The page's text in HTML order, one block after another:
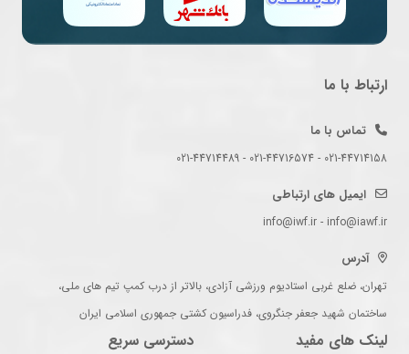
ارتباط با ما
تماس با ما
021-44714158 - 021-44716574 - 021-44714489
ایمیل های ارتباطی
info@iwf.ir - info@iawf.ir
آدرس
تهران، ضلع غربی استادیوم ورزشی آزادی، بالاتر از درب کمپ تیم های ملی،
ساختمان شهید جعفر جنگروی، فدراسیون کشتی جمهوری اسلامی ایران
لینک های مفید دسترسی سریع